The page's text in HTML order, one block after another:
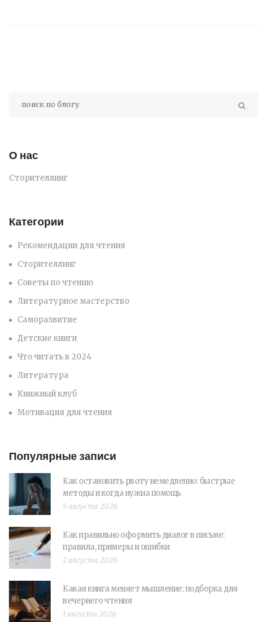
О нас
Сторителлинг
Категории
Рекомендации для чтения
Сторителлинг
Советы по чтению
Литературное мастерство
Саморазвитие
Детские книги
Что читать в 2024
Литература
Книжный клуб
Мотивация для чтения
Популярные записи
Как остановить рвоту немедленно: быстрые
методы и когда нужна помощь
5 августа 2026
Как правильно оформить диалог в письме:
правила, примеры и ошибки
2 августа 2026
Какая книга меняет мышление: подборка для
вечернего чтения
1 августа 2026